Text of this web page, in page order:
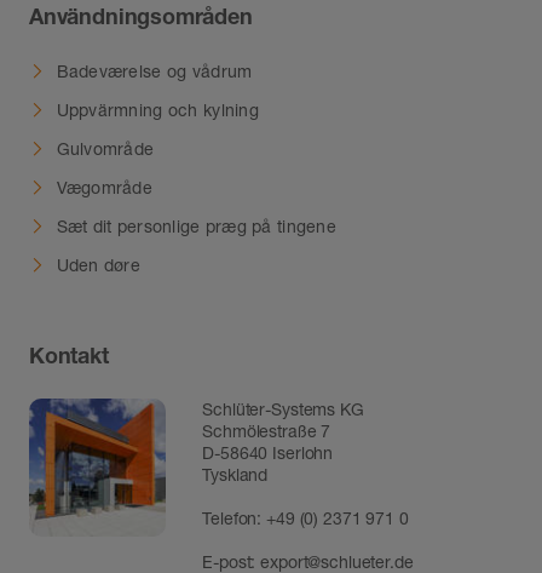
Användningsområden
Badeværelse og vådrum
Uppvärmning och kylning
Gulvområde
Vægområde
Sæt dit personlige præg på tingene
Uden døre
Kontakt
Schlüter-Systems KG
Schmölestraße 7
D-58640 Iserlohn
Tyskland
Telefon:+49 (0) 2371 971 0
E-post:export@schlueter.de